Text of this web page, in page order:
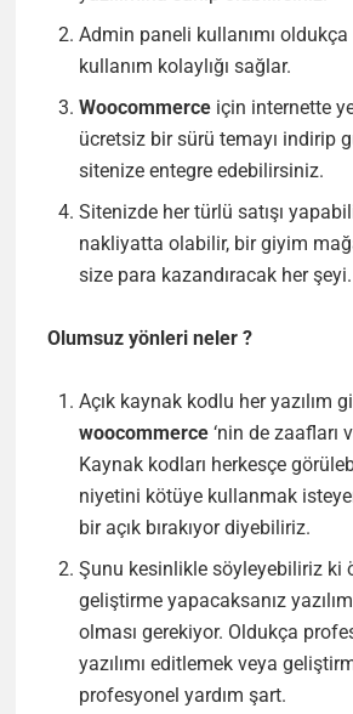
Admin paneli kullanımı oldukça
kullanım kolaylığı sağlar.
Woocommerce için internette
ücretsiz bir sürü temayı indirip
sitenize entegre edebilirsiniz.
Sitenizde her türlü satışı
nakliyatta olabilir, bir giyim
size para kazandıracak her şeyi.
Olumsuz yönleri neler ?
Açık kaynak kodlu her yazılım
woocommerce ‘nin de zaafları
Kaynak kodları herkesçe
niyetini kötüye kullanmak
bir açık bırakıyor diyebiliriz.
Şunu kesinlikle söyleyebiliriz ki
geliştirme yapacaksanız
olması gerekiyor. Oldukça
yazılımı editlemek veya
profesyonel yardım şart.